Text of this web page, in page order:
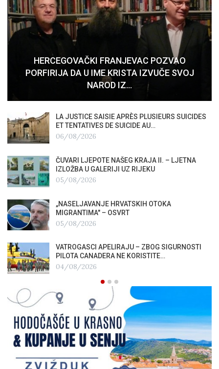
HERCEGOVAČKI FRANJEVAC POZVAO
PORFIRIJA DA U IME KRISTA IZVUČE SVOJ
NAROD IZ…
LA JUSTICE SAISIE APRÈS PLUSIEURS SUICIDES
ET TENTATIVES DE SUICIDE AU…
06/08/2026
ČUVARI LJEPOTE NAŠEG KRAJA II. – LJETNA
IZLOŽBA U GALERIJI UZ RIJEKU
05/08/2026
„NASELJAVANJE HRVATSKIH OTOKA
MIGRANTIMA″ – OSVRT
05/08/2026
VATROGASCI APELIRAJU – ZBOG SIGURNOSTI
PILOTA CANADERA NE KORISTITE…
04/08/2026